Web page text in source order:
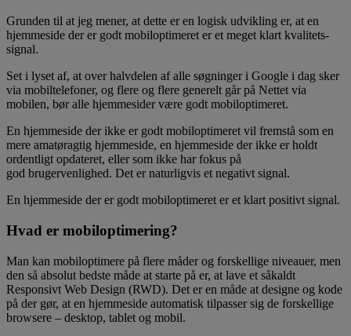
Grunden til at jeg mener, at dette er en logisk udvikling er, at en
hjemmeside der er godt mobiloptimeret er et meget klart kvalitets-
signal.
Set i lyset af, at over halvdelen af alle søgninger i Google i dag sker
via mobiltelefoner, og flere og flere generelt går på Nettet via
mobilen, bør alle hjemmesider være godt mobiloptimeret.
En hjemmeside der ikke er godt mobiloptimeret vil fremstå som en
mere amatøragtig hjemmeside, en hjemmeside der ikke er holdt
ordentligt opdateret, eller som ikke har fokus på
god brugervenlighed. Det er naturligvis et negativt signal.
En hjemmeside der er godt mobiloptimeret er et klart positivt signal.
Hvad er mobiloptimering?
Man kan mobiloptimere på flere måder og forskellige niveauer, men
den så absolut bedste måde at starte på er, at lave et såkaldt
Responsivt Web Design (RWD). Det er en måde at designe og kode
på der gør, at en hjemmeside automatisk tilpasser sig de forskellige
browsere – desktop, tablet og mobil.